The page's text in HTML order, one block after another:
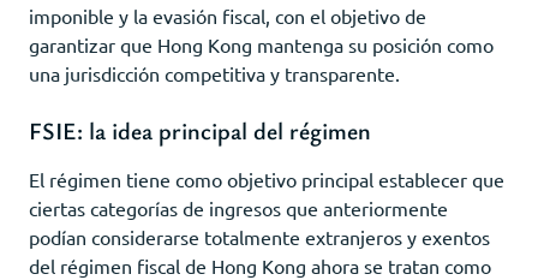
imponible y la evasión fiscal, con el objetivo de
garantizar que Hong Kong mantenga su posición como
una jurisdicción competitiva y transparente.
FSIE: la idea principal del régimen
El régimen tiene como objetivo principal establecer que
ciertas categorías de ingresos que anteriormente
podían considerarse totalmente extranjeros y exentos
del régimen fiscal de Hong Kong ahora se tratan como